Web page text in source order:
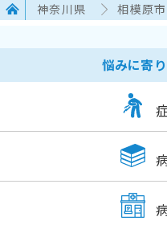
神奈川県 相模原
悩みに寄